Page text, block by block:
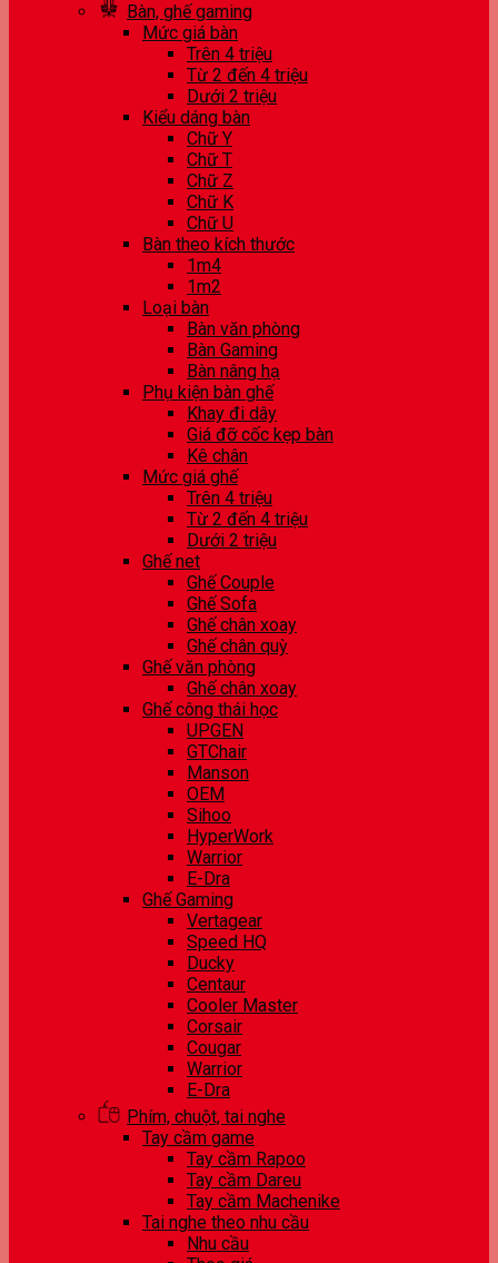
Bàn, ghế gaming
Mức giá bàn
Trên 4 triệu
Từ 2 đến 4 triệu
Dưới 2 triệu
Kiểu dáng bàn
Chữ Y
Chữ T
Chữ Z
Chữ K
Chữ U
Bàn theo kích thước
1m4
1m2
Loại bàn
Bàn văn phòng
Bàn Gaming
Bàn nâng hạ
Phụ kiện bàn ghế
Khay đi dây
Giá đỡ cốc kẹp bàn
Kê chân
Mức giá ghế
Trên 4 triệu
Từ 2 đến 4 triệu
Dưới 2 triệu
Ghế net
Ghế Couple
Ghế Sofa
Ghế chân xoay
Ghế chân quỳ
Ghế văn phòng
Ghế chân xoay
Ghế công thái học
UPGEN
GTChair
Manson
OEM
Sihoo
HyperWork
Warrior
E-Dra
Ghế Gaming
Vertagear
Speed HQ
Ducky
Centaur
Cooler Master
Corsair
Cougar
Warrior
E-Dra
Phím, chuột, tai nghe
Tay cầm game
Tay cầm Rapoo
Tay cầm Dareu
Tay cầm Machenike
Tai nghe theo nhu cầu
Nhu cầu